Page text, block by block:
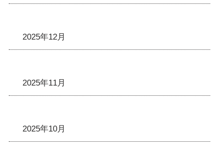
2025年12月
2025年11月
2025年10月